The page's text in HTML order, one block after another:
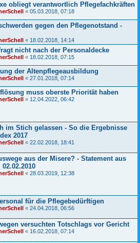
obliegt verantwortlich Pflegefachkräften
« 05.03.2018, 07:18
gegen den Pflegenotstand -
« 18.02.2018, 14:14
nicht nach der Personaldecke
« 18.02.2018, 07:15
der Altenpflegeausbildung
« 27.01.2018, 07:14
muss oberste Priorität haben
« 12.04.2022, 06:42
im Stich gelassen - So die Ergebnisse
2017
« 22.02.2018, 18:41
aus der Misere? - Statement aus
« 28.03.2019, 12:38
für die Pflegebedürftigen
« 24.04.2018, 06:56
versuchten Totschlags vor Gericht
« 16.02.2018, 07:14